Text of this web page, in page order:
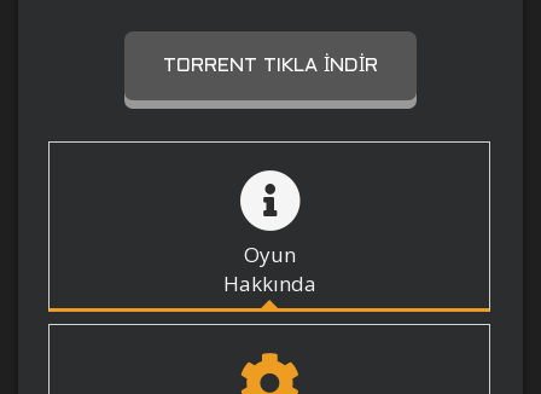
TORRENT TIKLA İNDIR
Oyun
Hakkında